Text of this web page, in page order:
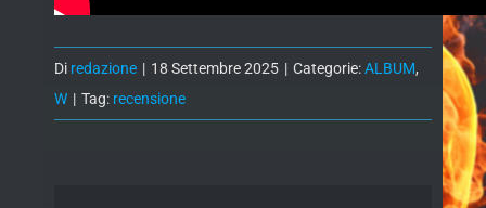
Di redazione | 18 Settembre 2025 | Categorie:ALBUM,
W | Tag: recensione